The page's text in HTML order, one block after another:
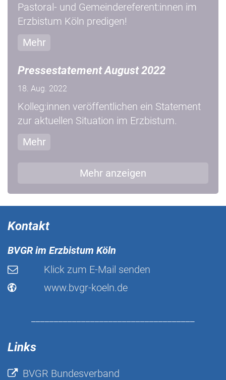
Pastoral- und Gemeindereferent:innen im
Erzbistum Köln predigen!
Mehr
Pressestatement August 2022
18. Aug. 2022
Kolleg:innen veröffentlichen ein Statement
zur aktuellen Situation im Erzbistum.
Mehr
Mehr anzeigen
Kontakt
BVGR im Erzbistum Köln
Klick zum E-Mail senden
www.bvgr-koeln.de
Links
BVGR Bundesverband